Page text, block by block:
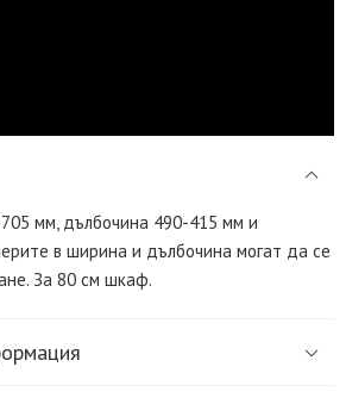
мм, дълбочина 490-415 мм и
в ширина и дълбочина могат да се
За 80 см шкаф.